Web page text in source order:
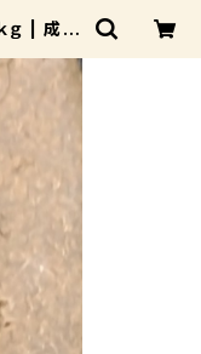
ｇ | 成和